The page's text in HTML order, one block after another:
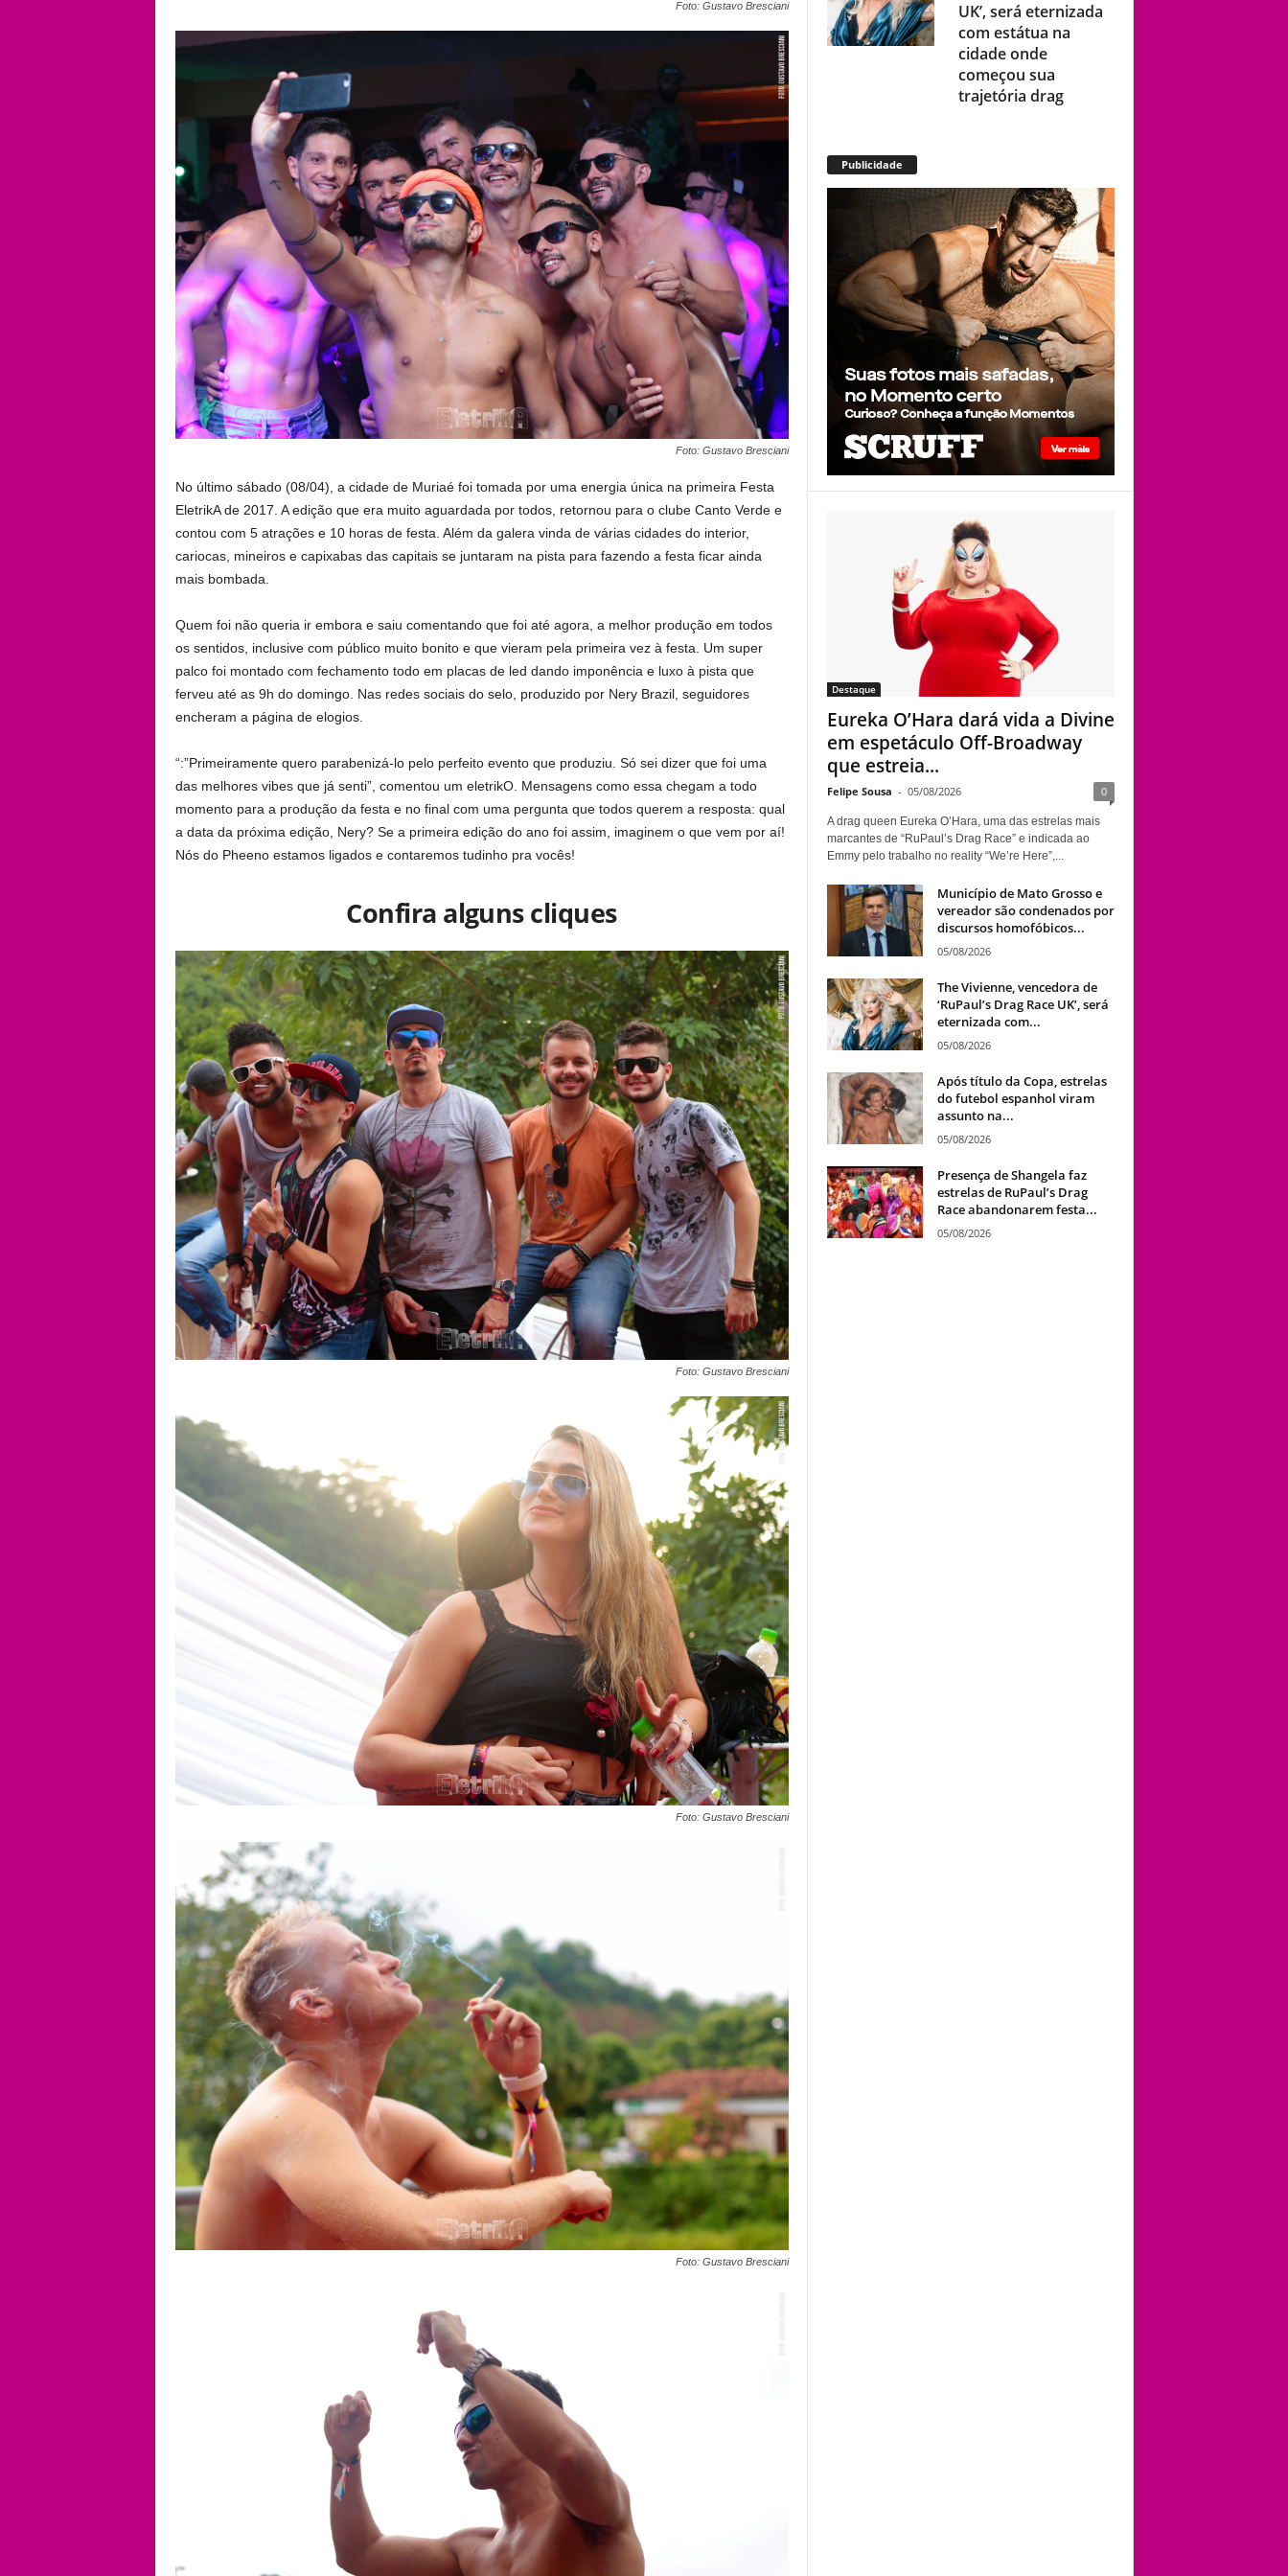
Foto: Gustavo Bresciani
Foto: Gustavo Bresciani
No último sábado (08/04), a cidade de Muriaé foi tomada por uma energia única na primeira Festa
EletrikA de 2017. A edição que era muito aguardada por todos, retornou para o clube Canto Verde e
contou com 5 atrações e 10 horas de festa. Além da galera vinda de várias cidades do interior,
cariocas, mineiros e capixabas das capitais se juntaram na pista para fazendo a festa ficar ainda
mais bombada.
Quem foi não queria ir embora e saiu comentando que foi até agora, a melhor produção em todos
os sentidos, inclusive com público muito bonito e que vieram pela primeira vez à festa. Um super
palco foi montado com fechamento todo em placas de led dando imponência e luxo à pista que
ferveu até as 9h do domingo. Nas redes sociais do selo, produzido por Nery Brazil, seguidores
encheram a página de elogios.
“:”Primeiramente quero parabenizá-lo pelo perfeito evento que produziu. Só sei dizer que foi uma
das melhores vibes que já senti”, comentou um eletrikO. Mensagens como essa chegam a todo
momento para a produção da festa e no final com uma pergunta que todos querem a resposta: qual
a data da próxima edição, Nery? Se a primeira edição do ano foi assim, imaginem o que vem por aí!
Nós do Pheeno estamos ligados e contaremos tudinho pra vocês!
Confira alguns cliques
Foto: Gustavo Bresciani
Foto: Gustavo Bresciani
Foto: Gustavo Bresciani
UK’, será eternizada
com estátua na
cidade onde
começou sua
trajetória drag
espanhol viram
assunto na web por
fotos “românticas”
em iate
Presença de
Shangela faz estrelas
de RuPaul’s Drag
Race abandonarem
festa de aniversário
de Kennedy
Davenport
vida a Divine em
espetáculo Off-
Broadway que
estreia em Nova
York sobre a
trajetória da lendária
drag queen
Publicidade
Destaque
Eureka O’Hara dará vida a Divine
em espetáculo Off-Broadway
que estreia...
Felipe Sousa - 05/08/2026 0
A drag queen Eureka O’Hara, uma das estrelas mais
marcantes de “RuPaul’s Drag Race” e indicada ao
Emmy pelo trabalho no reality “We’re Here”,...
Município de Mato Grosso e
vereador são condenados por
discursos homofóbicos...
05/08/2026
The Vivienne, vencedora de
‘RuPaul’s Drag Race UK’, será
eternizada com...
05/08/2026
Após título da Copa, estrelas
do futebol espanhol viram
assunto na...
05/08/2026
Presença de Shangela faz
estrelas de RuPaul’s Drag
Race abandonarem festa...
05/08/2026